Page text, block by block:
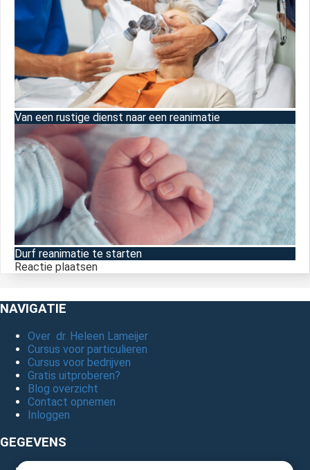
Van een rustige dienst naar een reanimatie
Durf reanimatie te starten
Reactie plaatsen
NAVIGATIE
Over dr. Heleen Lameijer
Cursus voor particulieren
Cursus voor bedrijven
Gratis uitproberen?
Blog overzicht
Contact opnemen
Inloggen
GEGEVENS